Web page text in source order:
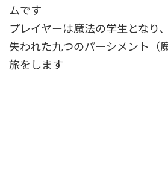
ムです
プレイヤーは魔法の学生となり、
失われた九つのパーシメント（
旅をします